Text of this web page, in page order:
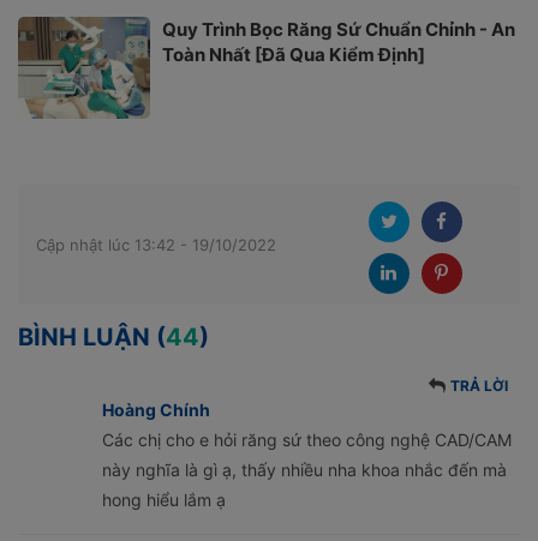
Quy Trình Bọc Răng Sứ Chuẩn Chỉnh - An
Toàn Nhất [Đã Qua Kiểm Định]
Cập nhật lúc 13:42 - 19/10/2022
BÌNH LUẬN (44)
Hoàng Chính
TRẢ LỜI
Các chị cho e hỏi răng sứ theo công nghệ CAD/CAM
này nghĩa là gì ạ, thấy nhiều nha khoa nhắc đến mà
hong hiểu lắm ạ